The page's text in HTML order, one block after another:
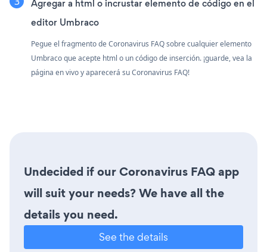
Agregar a html o incrustar elemento de código en el
editor Umbraco
Pegue el fragmento de Coronavirus FAQ sobre cualquier elemento
Umbraco que acepte html o un código de inserción. ¡guarde, vea la
página en vivo y aparecerá su Coronavirus FAQ!
Undecided if our Coronavirus FAQ app
will suit your needs? We have all the
details you need.
See the details